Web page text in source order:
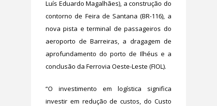
Luís Eduardo Magalhães), a construção do
contorno de Feira de Santana (BR-116), a
nova pista e terminal de passageiros do
aeroporto de Barreiras, a dragagem de
aprofundamento do porto de Ilhéus e a
conclusão da Ferrovia Oeste-Leste (FIOL).
“O investimento em logística significa
investir em redução de custos, do Custo